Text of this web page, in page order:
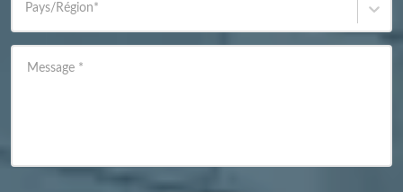
Pays/Région*
Message *